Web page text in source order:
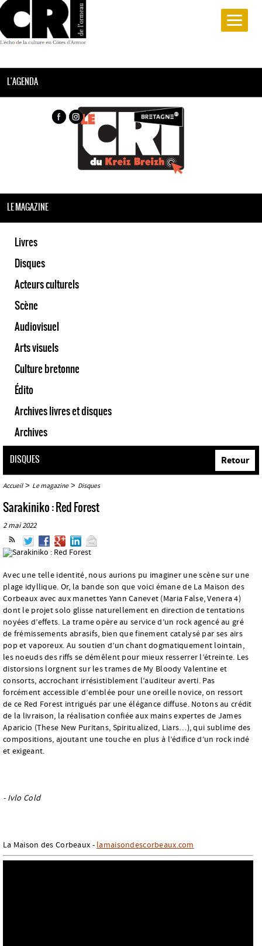
L'AGENDA
LE MAGAZINE
Livres
Disques
Acteurs culturels
Scène
Audiovisuel
Arts visuels
Culture bretonne
Édito
Archives livres et disques
Archives
DISQUES
Accueil> Le magazine> Disques
Retour
Sarakiniko : Red Forest
2 mai 2022
Avec une telle identité, nous aurions pu imaginer une scène sur une
plage idyllique. Or, la bande son que voici émane de La Maison des
Corbeaux avec aux manettes Yann Canevet (Maria False, Venera 4)
dont le projet solo glisse naturellement en direction de tentations
noyées d’effets. La trame opère au service d’un rock agencé au gré
de frémissements abrasifs, bien que finement catalysé par ses airs
pop et vaporeux. Au soutien d’un chant dogmatiquement lointain,
les noeuds des riffs se démêlent pour mieux resserrer l’étreinte. Les
distorsions lorgnent sur les trames de My Bloody Valentine et
consorts, accrochant irrésistiblement l’auditeur averti. Pas
forcément accessible d’emblée pour une oreille novice, on ressort
de ce Red Forest intrigués par une élégance diffuse. Notons au crédit
de la livraison, la réalisation confiée aux mains expertes de James
Aparicio (These New Puritans, Spiritualized, Liars…), qui sublime des
compositions, ajoutant une touche en plus à l’édifice d’un rock indé
et exigeant.
- Ivlo Cold
La Maison des Corbeaux - lamaisondescorbeaux.com